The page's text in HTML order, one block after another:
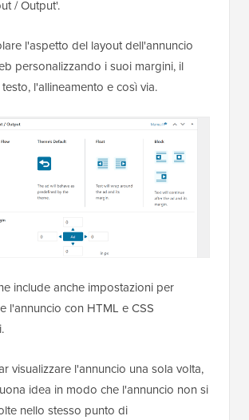
/ Output'.
l'aspetto del layout dell'annuncio
personalizzando i suoi margini, il
l'allineamento e così via.
include anche impostazioni per
l'annuncio con HTML e CSS
visualizzare l'annuncio una sola volta,
idea in modo che l'annuncio non si
nello stesso punto di